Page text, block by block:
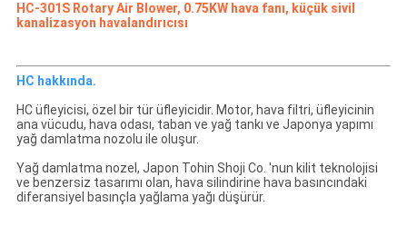
HC-301S Rotary Air Blower, 0.75KW hava fanı, küçük sivil
kanalizasyon havalandırıcısı
HC hakkında.
HC üfleyicisi, özel bir tür üfleyicidir. Motor, hava filtri, üfleyicinin
ana vücudu, hava odası, taban ve yağ tankı ve Japonya yapımı
yağ damlatma nozolu ile oluşur.
Yağ damlatma nozel, Japon Tohin Shoji Co. 'nun kilit teknolojisi
ve benzersiz tasarımı olan, hava silindirine hava basıncındaki
diferansiyel basınçla yağlama yağı düşürür.